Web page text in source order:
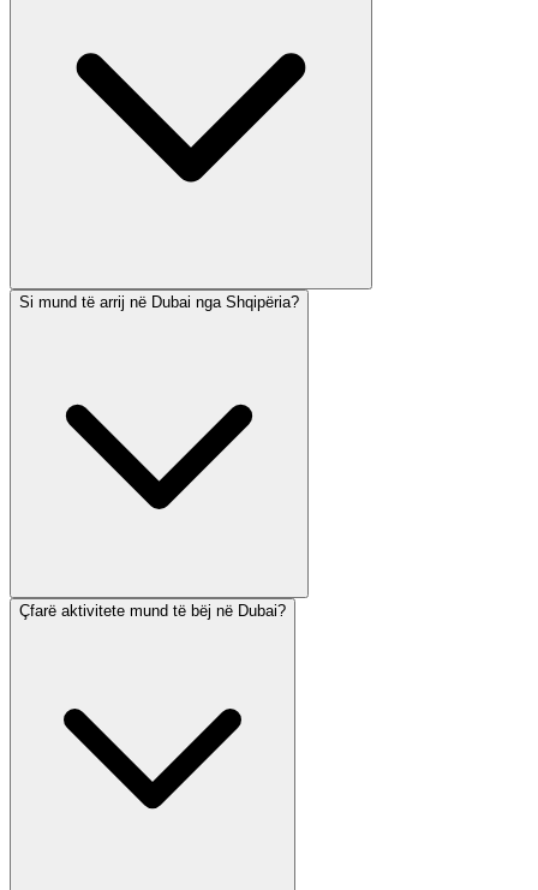
Si mund të arrij në Dubai nga Shqipëria?
Çfarë aktivitete mund të bëj në Dubai?